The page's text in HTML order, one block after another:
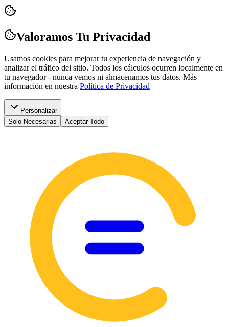
Valoramos Tu Privacidad
Usamos cookies para mejorar tu experiencia de navegación y
analizar el tráfico del sitio. Todos los cálculos ocurren localmente en
tu navegador - nunca vemos ni almacenamos tus datos. Más
información en nuestra Política de Privacidad
Personalizar
Solo Necesarias
Aceptar Todo